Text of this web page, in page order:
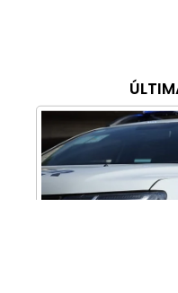
Anunciar ou